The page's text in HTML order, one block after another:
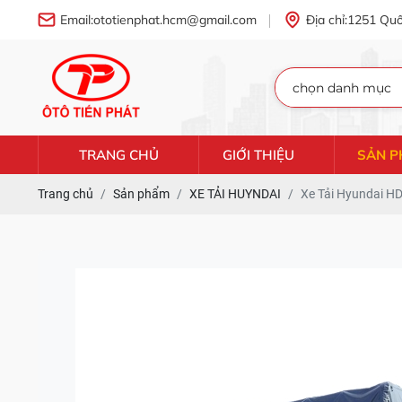
Email:ototienphat.hcm@gmail.com Địa chỉ:1251
TRANG CHỦ GIỚI THIỆU SẢN
Trang chủ Sản phẩm XE TẢI HUYNDAI Xe Tải Hyundai